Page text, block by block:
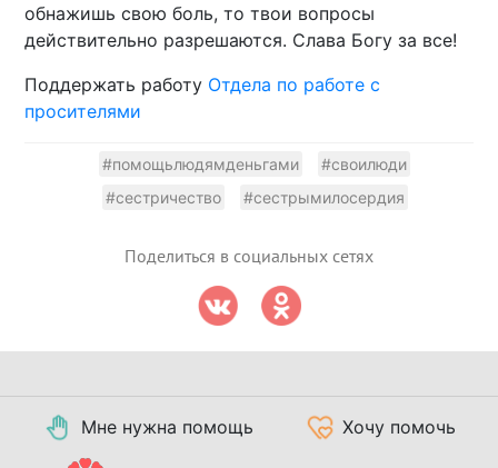
обнажишь свою боль, то твои вопросы
действительно разрешаются. Слава Богу за все!
Поддержать работу Отдела по работе с
просителями
#помощьлюдямденьгами
#своилюди
#сестричество
#сестрымилосердия
Поделиться в социальных сетях
Мне нужна помощь Хочу помочь